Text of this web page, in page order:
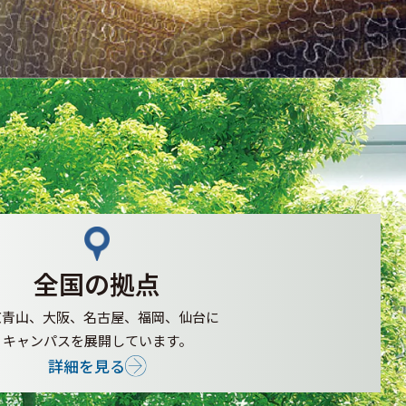
全国の拠点
山、大阪、名古屋、福岡、仙台に
キャンパスを展開しています。
詳細を見る